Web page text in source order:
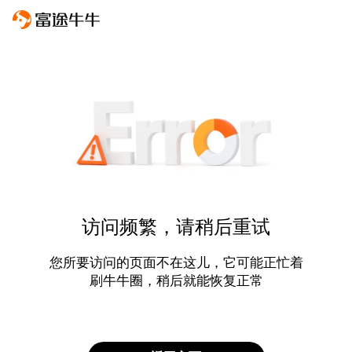
访问频繁，请稍后重试
您所要访问的页面不在这儿，它可能正忙着
刷牛牛圈，稍后就能恢复正常